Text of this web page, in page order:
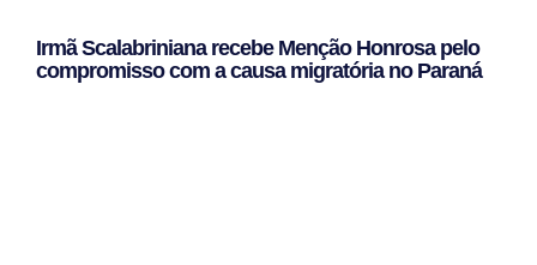
Irmã Scalabriniana recebe Menção Honrosa pelo
compromisso com a causa migratória no Paraná